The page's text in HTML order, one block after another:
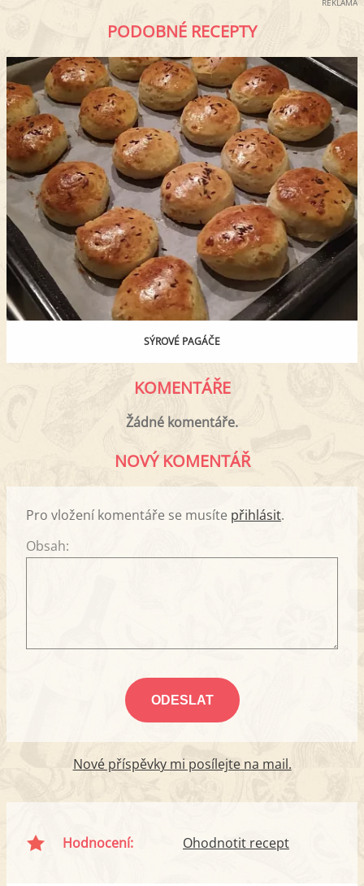
REKLAMA
PODOBNÉ RECEPTY
SÝROVÉ PAGÁČE
KOMENTÁŘE
Žádné komentáře.
NOVÝ KOMENTÁŘ
Pro vložení komentáře se musíte přihlásit.
Obsah:
Nové příspěvky mi posílejte na mail.
Hodnocení: Ohodnotit recept